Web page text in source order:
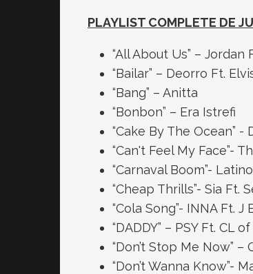
PLAYLIST COMPLETE DE
“All About Us” – Jordan
“Bailar” – Deorro Ft.
“Bang” – Anitta
“Bonbon” – Era Istrefi
“Cake By The Ocean” -
“Can't Feel My Face”-
“Carnaval Boom”-
“Cheap Thrills”- Sia Ft.
“Cola Song”- INNA Ft. J
“DADDY” – PSY Ft. CL of
“Don’t Stop Me Now” –
“Don’t Wanna Know”-